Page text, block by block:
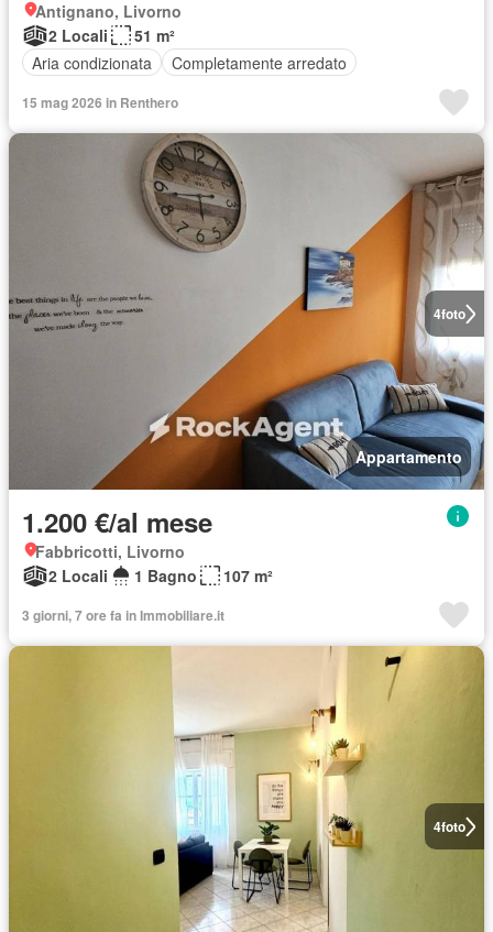
Antignano, Livorno
2 Locali
51 m²
Aria condizionata
Completamente arredato
15 mag 2026 in Renthero
4foto
Appartamento
1.200 €/al mese
Fabbricotti, Livorno
2 Locali
1 Bagno 107 m²
3 giorni, 7 ore fa in Immobiliare.it
4foto